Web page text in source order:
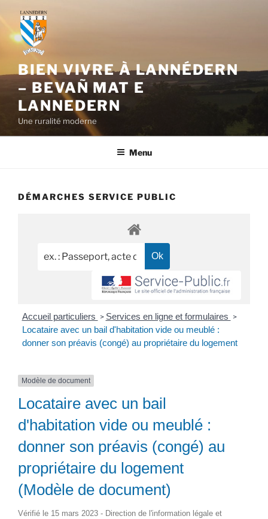
contenu
principal
BIEN VIVRE À LANNÉDERN
– BEVAÑ MAT E
LANNEDERN
Une ruralité moderne
Menu
DÉMARCHES SERVICE PUBLIC
Accueil particuliers > Services en ligne et formulaires >
Locataire avec un bail d'habitation vide ou meublé :
donner son préavis (congé) au propriétaire du logement
Modèle de document
Locataire avec un bail
d'habitation vide ou meublé :
donner son préavis (congé) au
propriétaire du logement
(Modèle de document)
Vérifié le 15 mars 2023 - Direction de l'information légale et